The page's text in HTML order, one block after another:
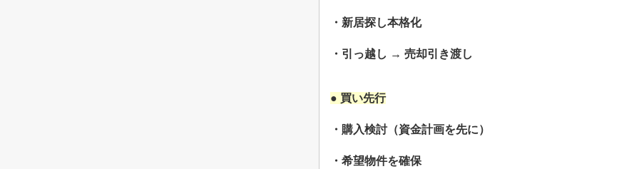
・新居探し本格化
・引っ越し → 売却引き渡し
● 買い先行
・購入検討（資金計画を先に）
・希望物件を確保